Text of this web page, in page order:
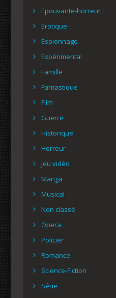
Epouvante-horreur
Erotique
Espionnage
Expérimental
Famille
Fantastique
Film
Guerre
Historique
Horreur
Jeu vidéo
Manga
Musical
Non classé
Opera
Policier
Romance
Science-Fiction
Série